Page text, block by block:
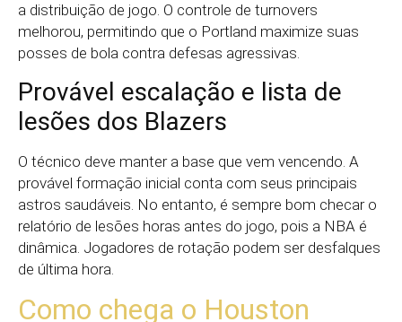
a distribuição de jogo. O controle de turnovers
melhorou, permitindo que o Portland maximize suas
posses de bola contra defesas agressivas.
Provável escalação e lista de
lesões dos Blazers
O técnico deve manter a base que vem vencendo. A
provável formação inicial conta com seus principais
astros saudáveis. No entanto, é sempre bom checar o
relatório de lesões horas antes do jogo, pois a NBA é
dinâmica. Jogadores de rotação podem ser desfalques
de última hora.
Como chega o Houston